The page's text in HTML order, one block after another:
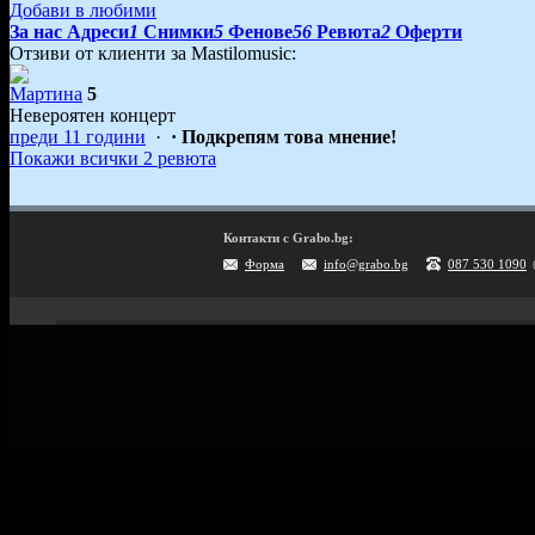
Добави в любими
За нас Адреси1 Снимки5 Фенове56 Ревюта2 Оферти
Отзиви от клиенти за Мastilomusic:
Мартина 5
Невероятен концерт
преди 11 години · · Подкрепям това мнение!
Покажи всички 2 ревюта
Контакти с Grabo.bg:
Форма
info@grabo.bg 087 530 1090